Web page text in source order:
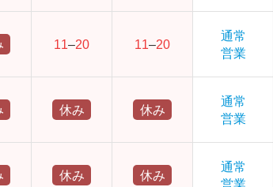
11–20 11–20
通常
営業
休み 休み
通常
営業
休み 休み
通常
営業